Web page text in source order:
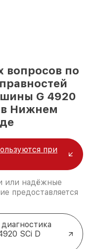
вопросов по
G 4920
в Нижнем
при
или надёжные
предоставляется
SCi D